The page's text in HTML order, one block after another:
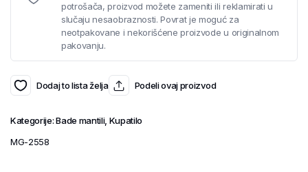
potrošača, proizvod možete zameniti ili reklamirati u
slučaju nesaobraznosti. Povrat je moguć za
neotpakovane i nekorišćene proizvode u originalnom
pakovanju.
Dodaj to lista želja Podeli ovaj proizvod
Kategorije:Bade mantili, Kupatilo
MG-2558